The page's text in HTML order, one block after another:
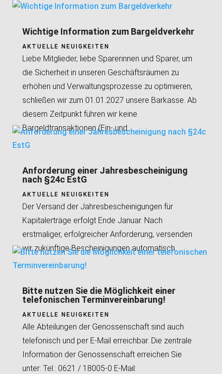
Wichtige Information zum Bargeldverkehr
AKTUELLE NEUIGKEITEN
Liebe Mitglieder, liebe Sparerinnen und Sparer, um
die Sicherheit in unseren Geschäftsräumen zu
erhöhen und Verwaltungsprozesse zu optimieren,
schließen wir zum 01.01.2027 unsere Barkasse. Ab
diesem Zeitpunkt führen wir keine
Bargeldtransaktionen (Ein- und...
Anforderung einer Jahresbescheinigung
nach §24c EstG
AKTUELLE NEUIGKEITEN
Der Versand der Jahresbescheinigungen für
Kapitalerträge erfolgt Ende Januar. Nach
erstmaliger, erfolgreicher Anforderung, versenden
wir zukünftige Bescheinigungen automatisch.
Bitte nutzen Sie die Möglichkeit einer
telefonischen Terminvereinbarung!
AKTUELLE NEUIGKEITEN
Alle Abteilungen der Genossenschaft sind auch
telefonisch und per E-Mail erreichbar. Die zentrale
Information der Genossenschaft erreichen Sie
unter: Tel.: 0621 / 18005-0 E-Mail: